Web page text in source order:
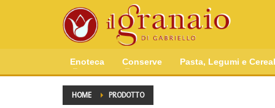
Enoteca Conserve Pasta, Legumi e
HOME PRODOTTO